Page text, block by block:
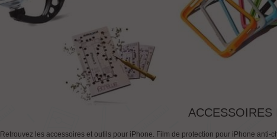
ACCESSOIRES
Retrouvez les accessoires et outils pour iPhone. Film de protection pour iPhone